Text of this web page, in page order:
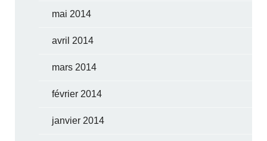
mai 2014
avril 2014
mars 2014
février 2014
janvier 2014